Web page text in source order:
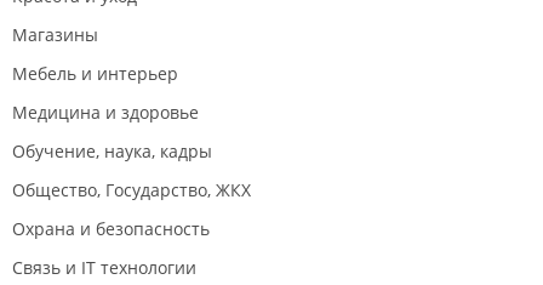
Магазины
Мебель и интерьер
Медицина и здоровье
Обучение, наука, кадры
Общество, Государство, ЖКХ
Охрана и безопасность
Связь и IT технологии